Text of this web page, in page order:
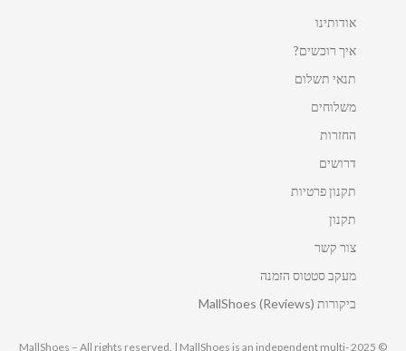
אודותינו
איך רוכשים?
תנאי תשלום
משלוחים
החזרות
דרושים
תקנון פרטיות
תקנון
צור קשר
מעקב סטטוס הזמנה
ביקורות MallShoes (Reviews)
© 2025 MallShoes – All rights reserved. | MallShoes is an independent multi-